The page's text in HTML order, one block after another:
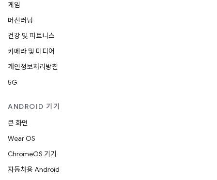
게임
머신러닝
건강 및 피트니스
카메라 및 미디어
개인정보처리방침
5G
ANDROID 기기
큰 화면
Wear OS
ChromeOS 기기
자동차용 Android